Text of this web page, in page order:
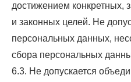
достижением конкретных,
и законных целей. Не
персональных данных,
сбора персональных
6.3. Не допускается